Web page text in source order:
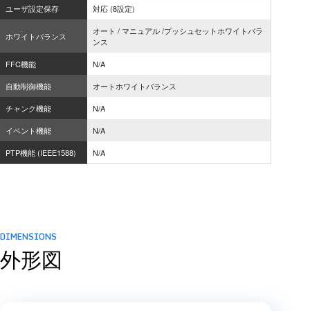
ユーザ設定保存
対応 (8設定)
ホワイトバランス
オート / マニュアル /プッシュセットホワイトバラ
ンス
FFC機能
N/A
自動制御機能
オートホワイトバランス
チャンク機能
N/A
イベント機能
N/A
PTP機能 (IEEE1588)
N/A
DIMENSIONS
外形図